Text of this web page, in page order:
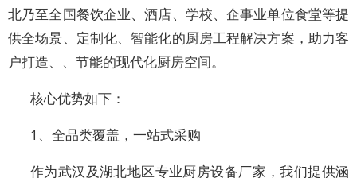
北乃至全国餐饮企业、酒店、学校、企事业单位食堂等提
供全场景、定制化、智能化的厨房工程解决方案，助力客
户打造、、节能的现代化厨房空间。
核心优势如下：
1、全品类覆盖，一站式采购
作为武汉及湖北地区专业厨房设备厂家，我们提供涵